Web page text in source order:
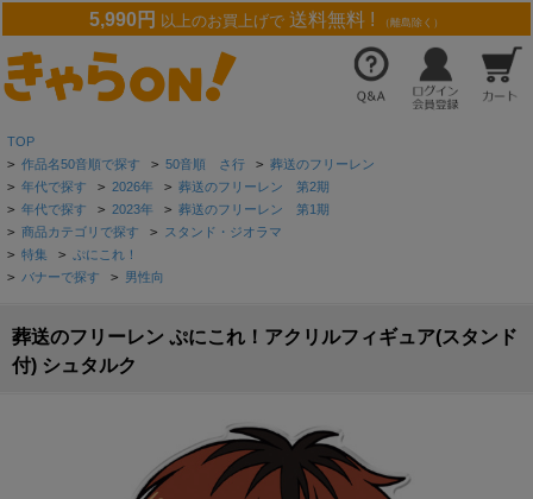
5,990円 以上のお買上げで 送料無料 ! （離島除く）
TOP
> 作品名50音順で探す > 50音順 さ行 > 葬送のフリーレン
> 年代で探す > 2026年 > 葬送のフリーレン 第2期
> 年代で探す > 2023年 > 葬送のフリーレン 第1期
> 商品カテゴリで探す > スタンド・ジオラマ
> 特集 > ぷにこれ！
> バナーで探す > 男性向
葬送のフリーレン ぷにこれ！アクリルフィギュア(スタンド
付) シュタルク